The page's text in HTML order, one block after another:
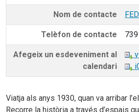
Nom de contacte
Telèfon de contacte
Afegeix un esdeveniment al
calendari
Viatja als anys 1930, quan va arribar
Recorre la història a través d’espais